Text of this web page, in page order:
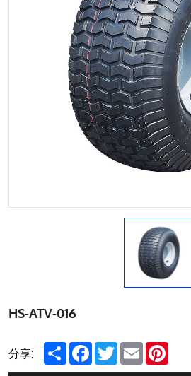
HS-ATV-016
分享: Share FacebookTwitterEmail